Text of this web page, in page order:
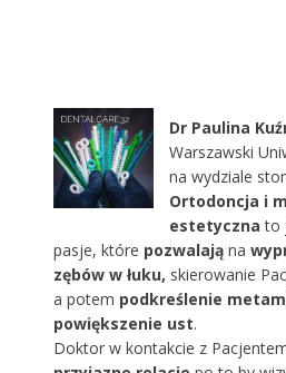
Dr Paulina
Warszawski
na wydziale
Ortodoncja i
estetyczna to
pasje, które pozwalają na
zębów w łuku, skierowanie
a potem podkreślenie
powiększenie ust.
Doktor w kontakcie z